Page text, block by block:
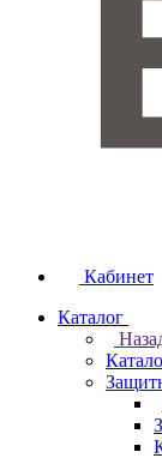
Кабинет
Каталог